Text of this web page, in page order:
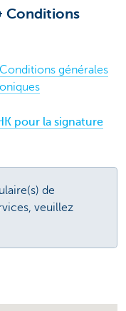
Conditions
générales
pour la signature
de
veuillez